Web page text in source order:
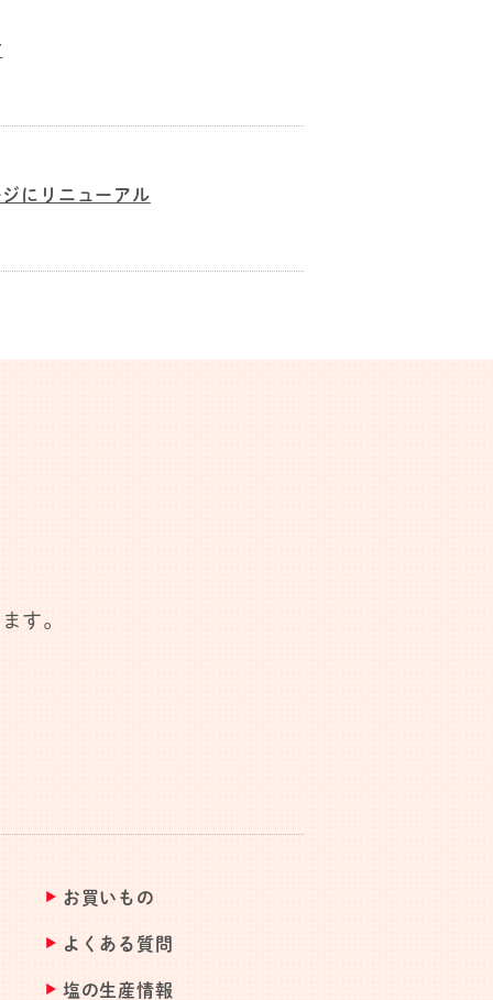
にリニューアル
す。
お買いもの
よくある質問
塩の生産情報